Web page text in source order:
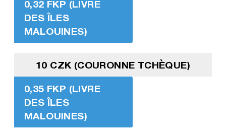
0,32 FKP (LIVRE
DES ÎLES
MALOUINES)
10 CZK (COURONNE TCHÈQUE)
0,35 FKP (LIVRE
DES ÎLES
MALOUINES)